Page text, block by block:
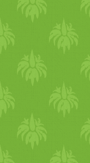
tegyünk
zöldfűszer
Arizs
két
félbe is